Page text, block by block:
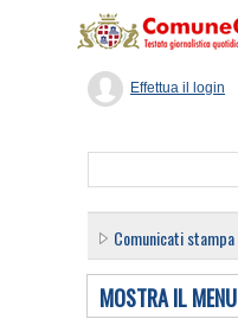
Effettua il login
Comunicati stampa
MOSTRA IL MENU